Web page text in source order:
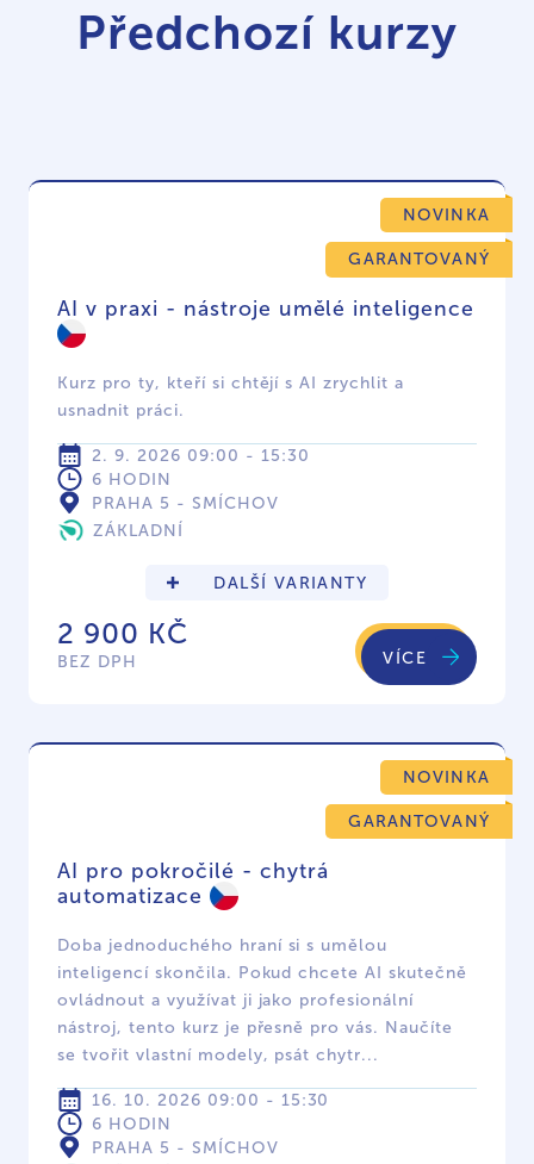
Předchozí kurzy
AI v praxi - nástroje umělé inteligence
Kurz pro ty, kteří si chtějí s AI zrychlit a
usnadnit práci.
2. 9. 2026 09:00 - 15:30
6 HODIN
PRAHA 5 - SMÍCHOV
ZÁKLADNÍ
DALŠÍ VARIANTY
NOVINKA
GARANTOVANÝ
2 900 KČ
BEZ DPH VÍCE
AI pro pokročilé - chytrá
automatizace
Doba jednoduchého hraní si s umělou
inteligencí skončila. Pokud chcete AI skutečně
ovládnout a využívat ji jako profesionální
nástroj, tento kurz je přesně pro vás. Naučíte
se tvořit vlastní modely, psát chytr...
16. 10. 2026 09:00 - 15:30
6 HODIN
PRAHA 5 - SMÍCHOV
NOVINKA
GARANTOVANÝ